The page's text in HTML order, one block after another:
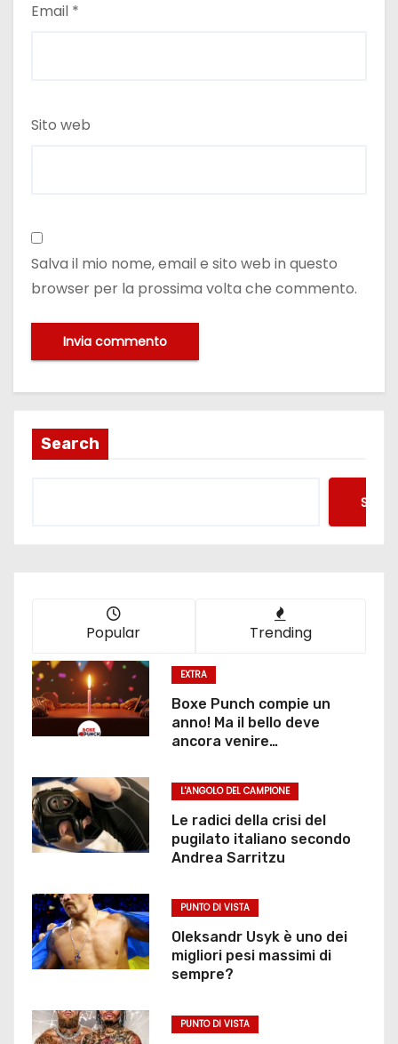
Email *
Sito web
Salva il mio nome, email e sito web in questo
browser per la prossima volta che commento.
Search
Popular Trending
EXTRA
Boxe Punch compie un
anno! Ma il bello deve
ancora venire…
L'ANGOLO DEL CAMPIONE
Le radici della crisi del
pugilato italiano secondo
Andrea Sarritzu
PUNTO DI VISTA
Oleksandr Usyk è uno dei
migliori pesi massimi di
sempre?
PUNTO DI VISTA